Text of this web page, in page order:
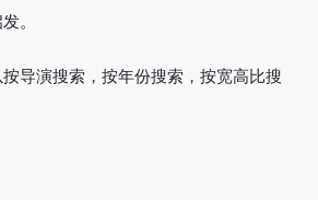
。
导演搜索，按年份搜索，按宽高比搜